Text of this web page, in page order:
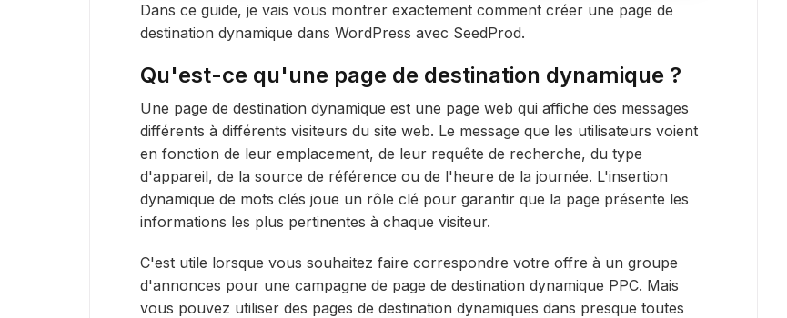
Dans ce guide, je vais vous montrer exactement comment créer une page de
destination dynamique dans WordPress avec SeedProd.
Qu'est-ce qu'une page de destination dynamique ?
Une page de destination dynamique est une page web qui affiche des messages
différents à différents visiteurs du site web. Le message que les utilisateurs voient
en fonction de leur emplacement, de leur requête de recherche, du type
d'appareil, de la source de référence ou de l'heure de la journée. L'insertion
dynamique de mots clés joue un rôle clé pour garantir que la page présente les
informations les plus pertinentes à chaque visiteur.
C'est utile lorsque vous souhaitez faire correspondre votre offre à un groupe
d'annonces pour une campagne de page de destination dynamique PPC. Mais
vous pouvez utiliser des pages de destination dynamiques dans presque toutes